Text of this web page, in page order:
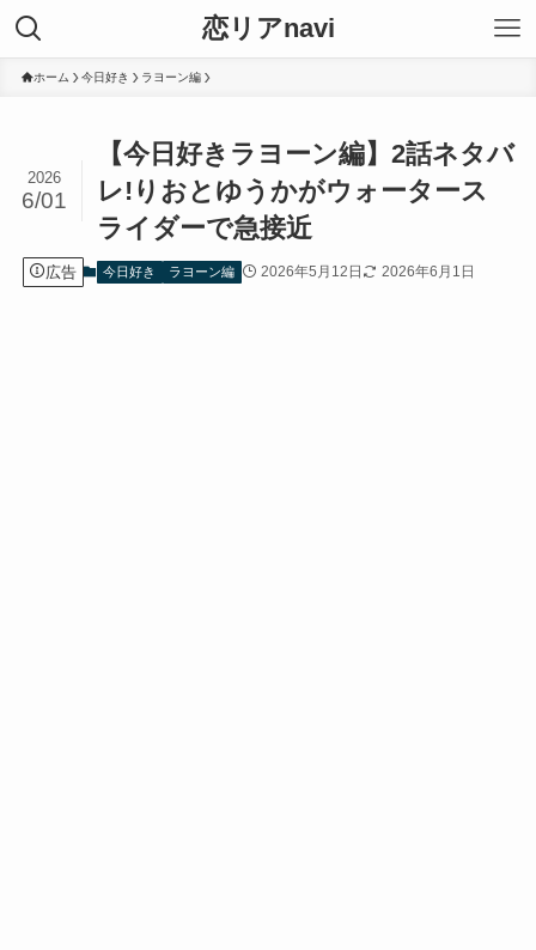
恋リアnavi
ホーム 今日好き ラヨーン編
【今日好きラヨーン編】2話ネタバ
レ!りおとゆうかがウォータース
ライダーで急接近
2026
6/01
広告 今日好き ラヨーン編 2026年5月12日 2026年6月1日